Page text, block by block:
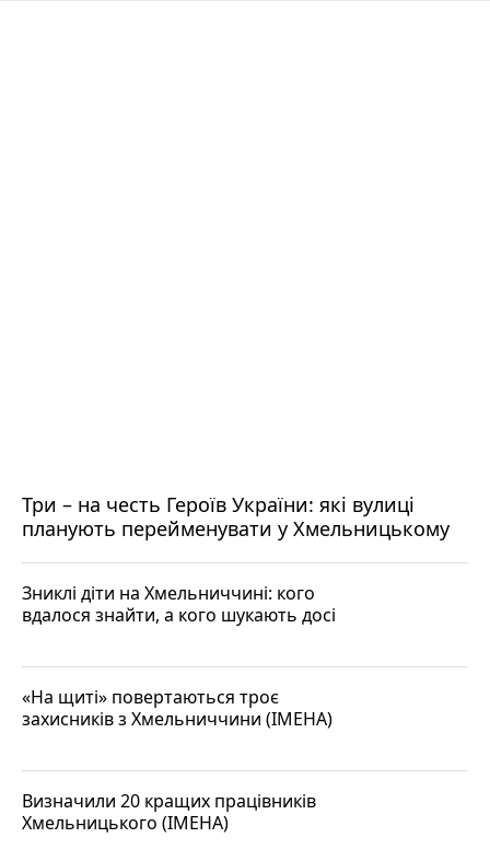
Три – на честь Героїв України: які вулиці
планують перейменувати у Хмельницькому
Зниклі діти на Хмельниччині: кого
вдалося знайти, а кого шукають досі
«На щиті» повертаються троє
захисників з Хмельниччини (ІМЕНА)
Визначили 20 кращих працівників
Хмельницького (ІМЕНА)